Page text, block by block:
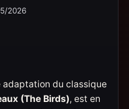
2026
adaptation du classique
(The Birds), est en